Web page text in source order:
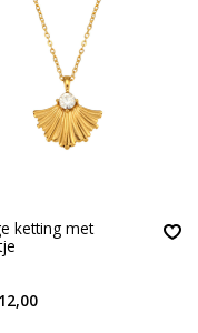
ketting met
12,00